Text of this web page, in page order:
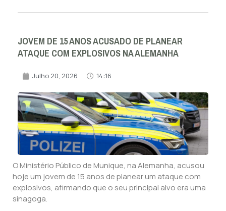
JOVEM DE 15 ANOS ACUSADO DE PLANEAR
ATAQUE COM EXPLOSIVOS NA ALEMANHA
Julho 20, 2026 14:16
O Ministério Público de Munique, na Alemanha, acusou
hoje um jovem de 15 anos de planear um ataque com
explosivos, afirmando que o seu principal alvo era uma
sinagoga.